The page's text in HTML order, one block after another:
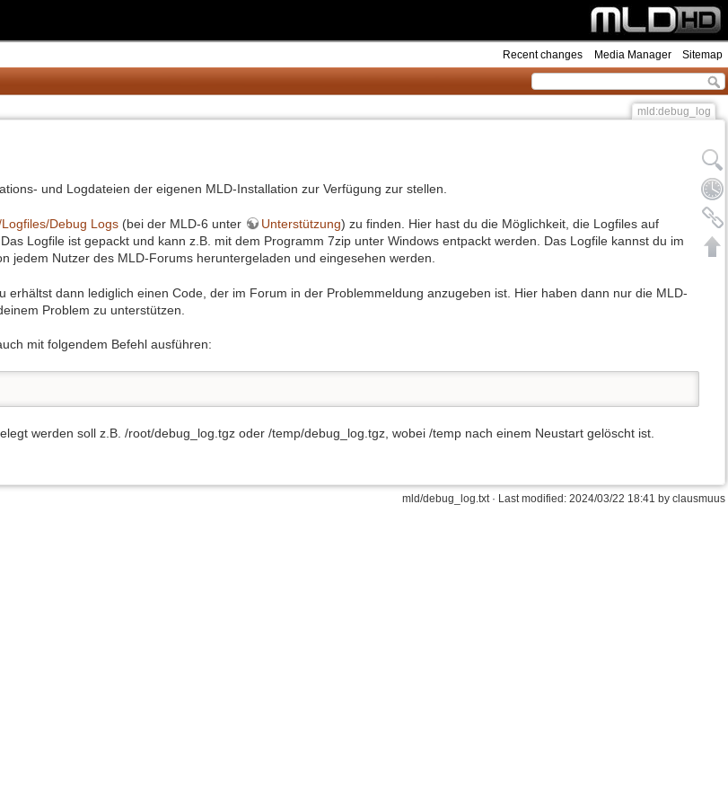
Recent changes Media Manager Sitemap
mld:debug_log
und Logdateien der eigenen MLD-Installation zur Verfügung zur stellen.
Debug Logs (bei der MLD-6 unter Unterstützung) zu finden. Hier hast du die Möglichkeit, die Logfiles auf
Logfile ist gepackt und kann z.B. mit dem Programm 7zip unter Windows entpackt werden. Das Logfile kannst du im
jedem Nutzer des MLD-Forums heruntergeladen und eingesehen werden.
dann lediglich einen Code, der im Forum in der Problemmeldung anzugeben ist. Hier haben dann nur die MLD-
Problem zu unterstützen.
mit folgendem Befehl ausführen:
werden soll z.B. /root/debug_log.tgz oder /temp/debug_log.tgz, wobei /temp nach einem Neustart gelöscht ist.
mld/debug_log.txt · Last modified: 2024/03/22 18:41 by clausmuus